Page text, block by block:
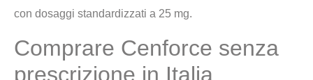
con dosaggi standardizzati a 25 mg.
Comprare Cenforce senza
prescrizione in Italia